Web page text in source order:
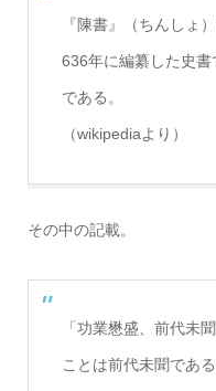
『陳書』（ちんしょ
636年に編纂した史
である。
（wikipediaより）
その中の記載。
「功業懋盛、前代未
ことは前代未聞である